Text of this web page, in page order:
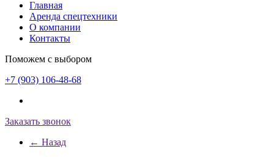
Главная
Аренда спецтехники
О компании
Контакты
Поможем с выбором
+7 (903) 106-48-68
Заказать звонок
← Назад